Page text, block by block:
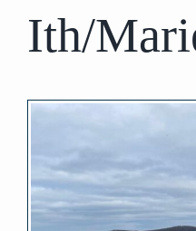
Ith/
Bild